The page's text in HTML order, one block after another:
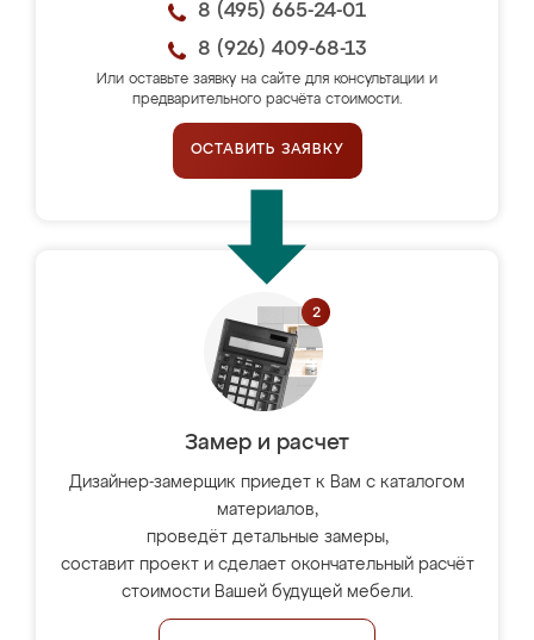
8 (495) 665-24-01
8 (926) 409-68-13
Или оставьте заявку на сайте для консультации и
предварительного расчёта стоимости.
ОСТАВИТЬ ЗАЯВКУ
Замер и расчет
Дизайнер-замерщик приедет к Вам с каталогом
материалов,
проведёт детальные замеры,
составит проект и сделает окончательный расчёт
стоимости Вашей будущей мебели.